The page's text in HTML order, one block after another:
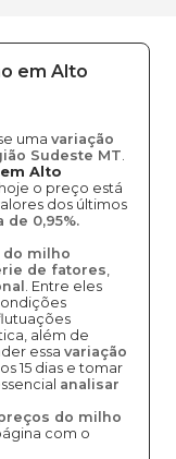
em Alto
uma variação
Sudeste MT.
Alto
o preço está
dos últimos
de 0,95%.
do milho
de fatores,
. Entre eles
além de
essa variação
15 dias e tomar
analisar
do milho
com o